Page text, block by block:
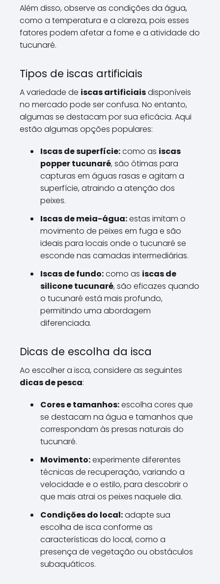
Além disso, observe as condições da água,
como a temperatura e a clareza, pois esses
fatores podem afetar a fome e a atividade do
tucunaré.
Tipos de iscas artificiais
A variedade de iscas artificiaisdisponíveis
no mercado pode ser confusa. No entanto,
algumas se destacam por sua eficácia. Aqui
estão algumas opções populares:
Iscas de superfície:como as iscas
popper tucunaré, são ótimas para
capturas em águas rasas e agitam a
superfície, atraindo a atenção dos
peixes.
Iscas de meia-água:estas imitam o
movimento de peixes em fuga e são
ideais para locais onde o tucunaré se
esconde nas camadas intermediárias.
Iscas de fundo:como as iscas de
silicone tucunaré, são eficazes quando
o tucunaré está mais profundo,
permitindo uma abordagem
diferenciada.
Dicas de escolha da isca
Ao escolher a isca, considere as seguintes
dicas de pesca:
Cores e tamanhos:escolha cores que
se destacam na água e tamanhos que
correspondam às presas naturais do
tucunaré.
Movimento:experimente diferentes
técnicas de recuperação, variando a
velocidade e o estilo, para descobrir o
que mais atrai os peixes naquele dia.
Condições do local:adapte sua
escolha de isca conforme as
características do local, como a
presença de vegetação ou obstáculos
subaquáticos.